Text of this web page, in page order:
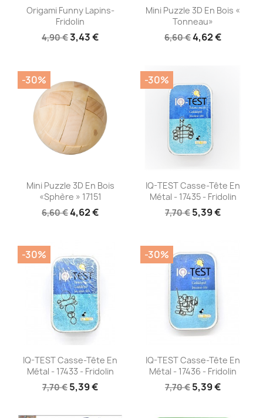
Aperçu rapide
Origami Funny Lapins-
Fridolin
4,90 €3,43 €
Aperçu rapide
Mini Puzzle 3D En Bois «
Tonneau»
6,60 €4,62 €
Aperçu rapide
Mini Puzzle 3D En Bois
«Sphère » 17151
6,60 €4,62 €
-30%
Aperçu rapide
IQ-TEST Casse-Tête En
Métal - 17435 - Fridolin
7,70 € 5,39 €
-30%
Aperçu rapide
IQ-TEST Casse-Tête En
Métal - 17433 - Fridolin
7,70 € 5,39 €
-30%
Aperçu rapide
IQ-TEST Casse-Tête En
Métal - 17436 - Fridolin
7,70 € 5,39 €
-30%